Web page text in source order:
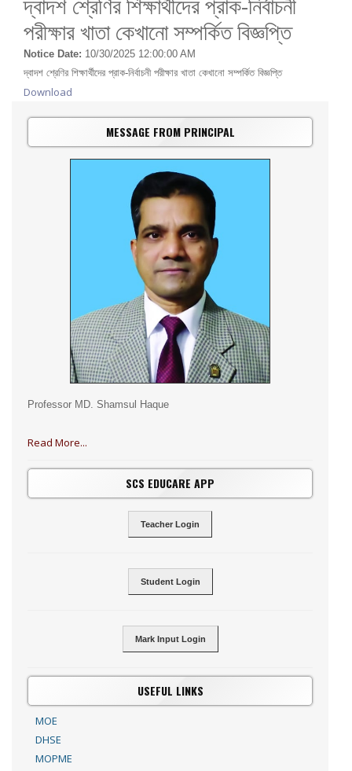
পরীক্ষার খাতা কেখানো সম্পর্কিত বিজ্ঞপ্তি
Notice Date: 10/30/2025 12:00:00 AM
দ্বাদশ শ্রেণির শিক্ষার্থীদের প্রাক-নির্বাচনী পরীক্ষার খাতা কেখানো সম্পর্কিত বিজ্ঞপ্তি
Download
MESSAGE FROM PRINCIPAL
Professor MD. Shamsul Haque
Read More...
SCS EDUCARE APP
Teacher Login
Student Login
Mark Input Login
USEFUL LINKS
MOE
DHSE
MOPME